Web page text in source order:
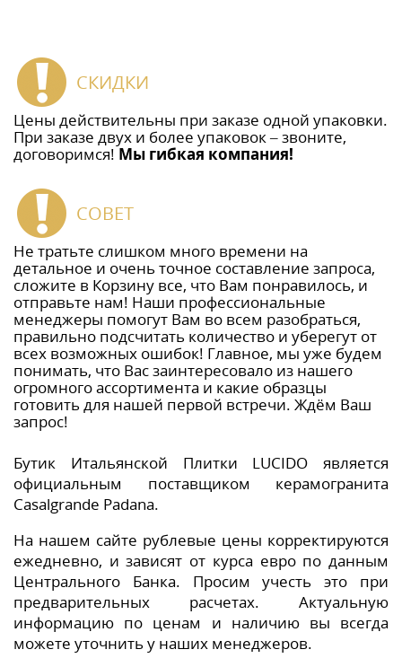
СКИДКИ
Цены действительны при заказе одной упаковки.
При заказе двух и более упаковок – звоните,
договоримся! Мы гибкая компания!
СОВЕТ
Не тратьте слишком много времени на
детальное и очень точное составление запроса,
сложите в Корзину все, что Вам понравилось, и
отправьте нам! Наши профессиональные
менеджеры помогут Вам во всем разобраться,
правильно подсчитать количество и уберегут от
всех возможных ошибок! Главное, мы уже будем
понимать, что Вас заинтересовало из нашего
огромного ассортимента и какие образцы
готовить для нашей первой встречи. Ждём Ваш
запрос!
Бутик Итальянской Плитки LUCIDO является
официальным поставщиком керамогранита
Casalgrande Padana.
На нашем сайте рублевые цены корректируются
ежедневно, и зависят от курса евро по данным
Центрального Банка. Просим учесть это при
предварительных расчетах. Актуальную
информацию по ценам и наличию вы всегда
можете уточнить у наших менеджеров.